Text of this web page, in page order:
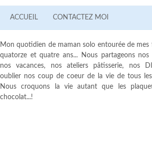
ACCUEIL CONTACTEZ MOI
Mon quotidien de maman solo entourée de mes
quatorze et quatre ans... Nous partageons nos
nos vacances, nos ateliers pâtisserie, nos
oublier nos coup de coeur de la vie de tous les
Nous croquons la vie autant que les
chocolat...!